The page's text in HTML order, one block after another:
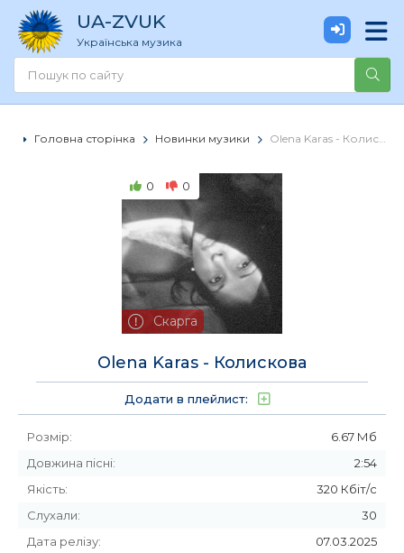
UA-ZVUK
Українська музика
Головна сторінка Новинки музики Olena Karas - Колискова
0 0
Скарга
Olena Karas - Колискова
Додати в плейлист:
Розмір:
6.67 Мб
Довжина пісні:
2:54
Якість:
320 Кбіт/с
Слухали:
30
Дата релізу:
07.03.2025